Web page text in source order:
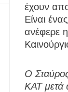
έχουν
Είναι
ανέφερε
Ο
ΚΑΤ μετά